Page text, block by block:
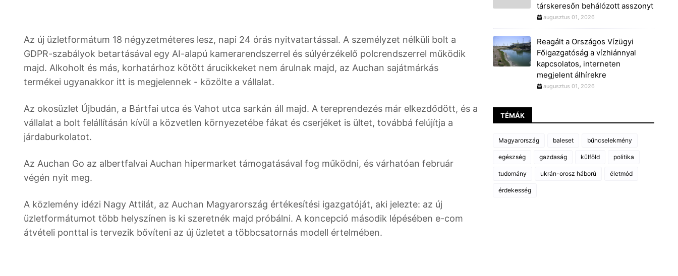
Az új üzletformátum 18 négyzetméteres lesz, napi 24 órás nyitvatartással. A személyzet nélküli bolt a
GDPR-szabályok betartásával egy AI-alapú kamerarendszerrel és súlyérzékelő polcrendszerrel működik
majd. Alkoholt és más, korhatárhoz kötött árucikkeket nem árulnak majd, az Auchan sajátmárkás
termékei ugyanakkor itt is megjelennek - közölte a vállalat.
Az okosüzlet Újbudán, a Bártfai utca és Vahot utca sarkán áll majd. A tereprendezés már elkezdődött, és a
vállalat a bolt felállításán kívül a közvetlen környezetébe fákat és cserjéket is ültet, továbbá felújítja a
járdaburkolatot.
Az Auchan Go az albertfalvai Auchan hipermarket támogatásával fog működni, és várhatóan február
végén nyit meg.
A közlemény idézi Nagy Attilát, az Auchan Magyarország értékesítési igazgatóját, aki jelezte: az új
üzletformátumot több helyszínen is ki szeretnék majd próbálni. A koncepció második lépésében e-com
átvételi ponttal is tervezik bővíteni az új üzletet a többcsatornás modell értelmében.
társkeresőn behálózott asszonyt
augusztus 01, 2026
Reagált a Országos Vízügyi
Főigazgatóság a vízhiánnyal
kapcsolatos, interneten
megjelent álhírekre
augusztus 01, 2026
TÉMÁK
Magyarország baleset bűncselekmény
egészség gazdaság külföld politika
tudomány ukrán-orosz háború életmód
érdekesség